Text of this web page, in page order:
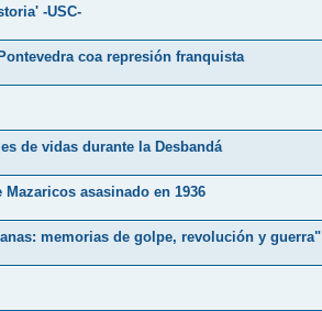
-USC-
coa represión franquista
de vidas durante la Desbandá
asasinado en 1936
memorias de golpe, revolución y guerra"